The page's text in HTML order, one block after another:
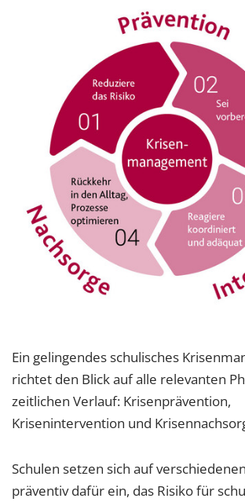
Ein gelingendes schulisches
richtet den Blick auf alle relevanten
zeitlichen Verlauf: Krisenprävention,
Krisenintervention und
Schulen setzen sich auf
präventiv dafür ein, das Risiko für